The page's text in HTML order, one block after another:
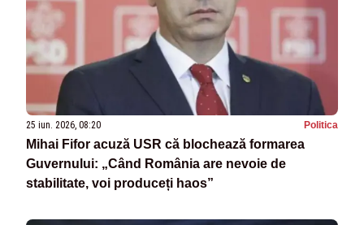
25 iun. 2026, 08:20 Politica
Mihai Fifor acuză USR că blochează formarea
Guvernului: „Când România are nevoie de
stabilitate, voi produceți haos”